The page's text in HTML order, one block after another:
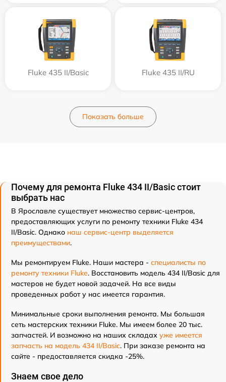
Fluke 435 II/Basic Fluke 435 II/RU
Показать больше
Почему для ремонта Fluke 434 II/Basic стоит
выбрать нас
В Ярославле существует множество сервис-центров,
предоставляющих услуги по ремонту техники Fluke 434
II/Basic. Однако наш сервис-центр выделяется
преимуществами.
Мы ремонтируем Fluke. Наши мастера - специалисты по
ремонту техники Fluke. Восстановить модель 434 II/Basic для
мастеров не будет новой задачей. На все виды
проведенных работ у нас имеется гарантия.
Минимальные сроки выполнения ремонта. Мы большая
сеть мастерских техники Fluke. Мы имеем более 20 тыс.
запчастей. И возможно на наших складах уже имеется
запчасть на модель 434 II/Basic. При заказе ремонта на
сайте - предоставляется скидка -25%.
Знаем свое дело